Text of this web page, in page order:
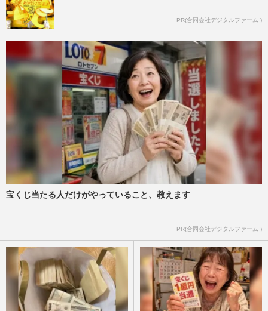
PR(合同会社デジタルファーム )
宝くじ当たる人だけがやっていること、教えます
PR(合同会社デジタルファーム )